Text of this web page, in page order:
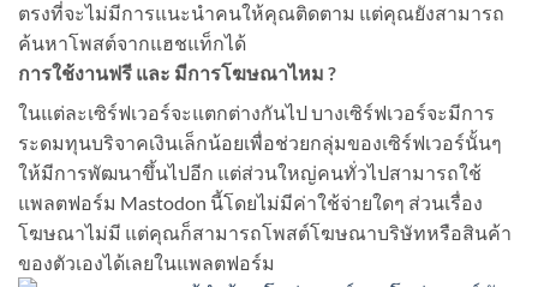
ตรงที่จะไม่มีการแนะนำคนให้คุณติดตาม แต่คุณยังสามารถ
ค้นหาโพสต์จากแฮชแท็กได้
การใช้งานฟรี และ มีการโฆษณาไหม ?
ในแต่ละเซิร์ฟเวอร์จะแตกต่างกันไป บางเซิร์ฟเวอร์จะมีการ
ระดมทุนบริจาคเงินเล็กน้อยเพื่อช่วยกลุ่มของเซิร์ฟเวอร์นั้นๆ
ให้มีการพัฒนาขึ้นไปอีก แต่ส่วนใหญ่คนทั่วไปสามารถใช้
แพลตฟอร์ม Mastodon นี้โดยไม่มีค่าใช้จ่ายใดๆ ส่วนเรื่อง
โฆษณาไม่มี แต่คุณก็สามารถโพสต์โฆษณาบริษัทหรือสินค้า
ของตัวเองได้เลยในแพลตฟอร์ม